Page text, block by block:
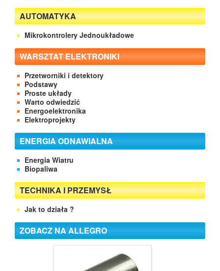
AUTOMATYKA
Mikrokontrolery Jednoukładowe
WARSZTAT ELEKTRONIKI
Przetworniki i detektory
Podstawy
Proste układy
Warto odwiedzić
Energoelektronika
Elektroprojekty
ENERGIA ODNAWIALNA
Energia Wiatru
Biopaliwa
TECHNIKA I PRZEMYSŁ
Jak to działa ?
ZOBACZ NA ALLEGRO